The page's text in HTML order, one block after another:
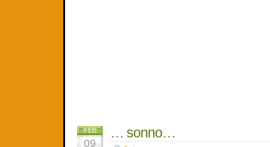
FEB
09
… sonno…